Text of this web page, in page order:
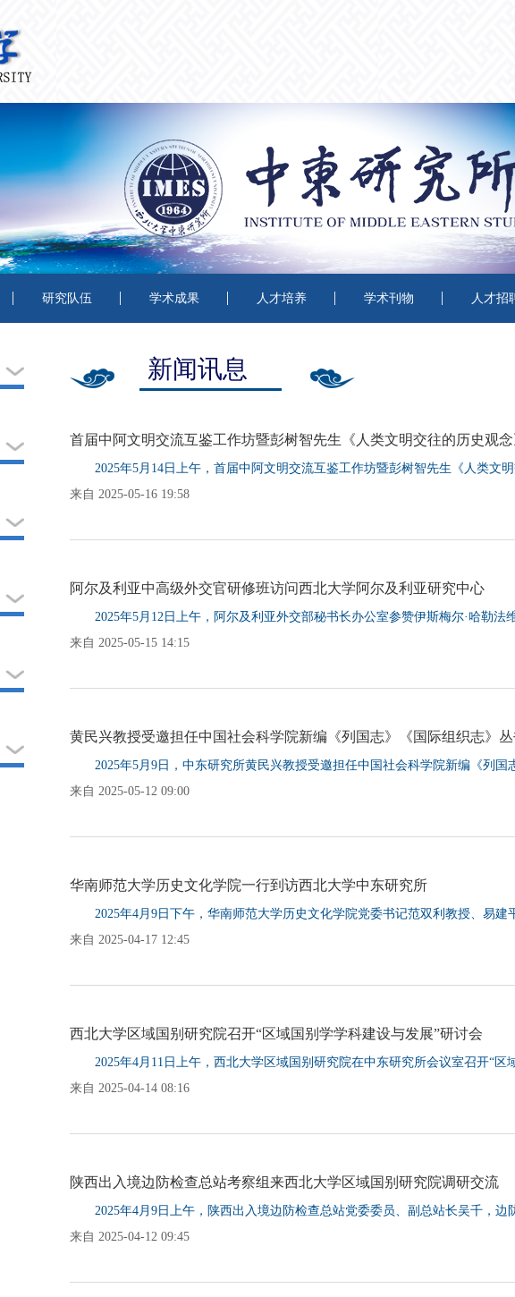
研究队伍 学术成果 人才培养 学术刊物 人才招
新闻讯息
首届中阿文明交流互鉴工作坊暨彭树智先生《人类文明交往的历史观
2025年5月14日上午，首届中阿文明交流互鉴工作坊暨彭树智先生《人类文
来自 2025-05-16 19:58
阿尔及利亚中高级外交官研修班访问西北大学阿尔及利亚研究中心
2025年5月12日上午，阿尔及利亚外交部秘书长办公室参赞伊斯梅尔·哈勒法
来自 2025-05-15 14:15
黄民兴教授受邀担任中国社会科学院新编《列国志》《国际组织志》
2025年5月9日，中东研究所黄民兴教授受邀担任中国社会科学院新编《列
来自 2025-05-12 09:00
华南师范大学历史文化学院一行到访西北大学中东研究所
2025年4月9日下午，华南师范大学历史文化学院党委书记范双利教授、易
来自 2025-04-17 12:45
西北大学区域国别研究院召开“区域国别学学科建设与发展”研讨会
2025年4月11日上午，西北大学区域国别研究院在中东研究所会议室召开“区
来自 2025-04-14 08:16
陕西出入境边防检查总站考察组来西北大学区域国别研究院调研交流
2025年4月9日上午，陕西出入境边防检查总站党委委员、副总站长吴千，边
来自 2025-04-12 09:45